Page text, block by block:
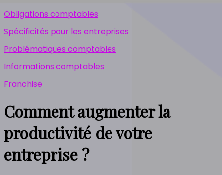
Obligations comptables
Spécificités pour les entreprises
Problématiques comptables
Informations comptables
Franchise
Comment augmenter la
productivité de votre
entreprise ?